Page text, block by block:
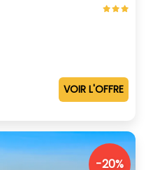
VOIR L'OFFRE
-20%